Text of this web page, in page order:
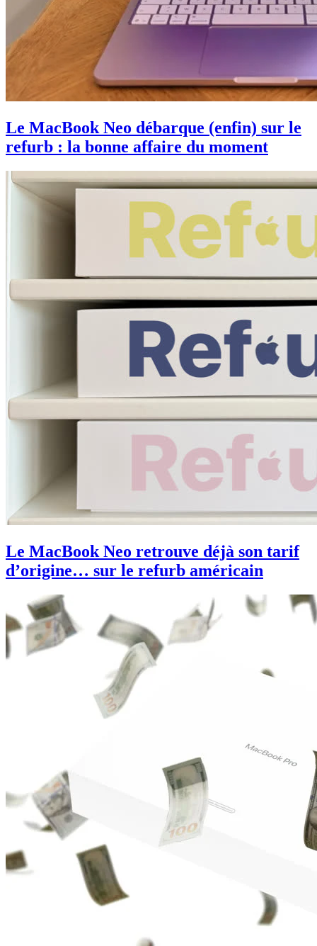
Le MacBook Neo débarque (enfin) sur le
refurb : la bonne affaire du moment
Le MacBook Neo retrouve déjà son tarif
d’origine… sur le refurb américain